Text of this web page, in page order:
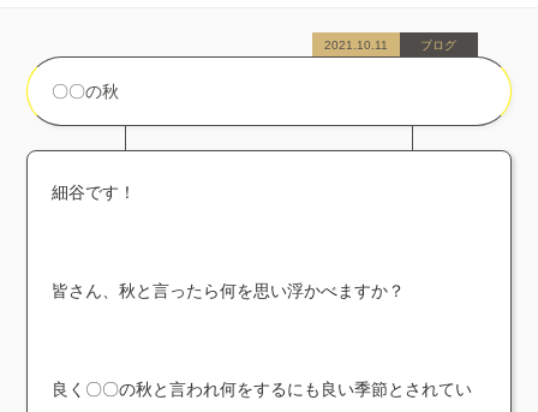
〇〇の秋
2021.10.11 ブログ
細谷です！
皆さん、秋と言ったら何を思い浮かべますか？
良く〇〇の秋と言われ何をするにも良い季節とされてい